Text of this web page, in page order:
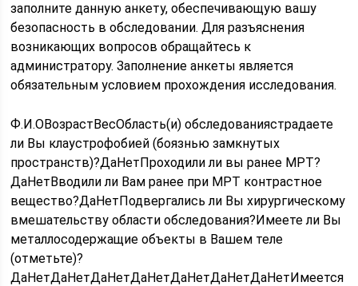
заполните данную анкету, обеспечивающую вашу
безопасность в обследовании. Для разъяснения
возникающих вопросов обращайтесь к
администратору. Заполнение анкеты является
обязательным условием прохождения исследования.
Ф.И.ОВозрастВесОбласть(и) обследованиястрадаете
ли Вы клаустрофобией (боязнью замкнутых
пространств)?ДаНетПроходили ли вы ранее МРТ?
ДаНетВводили ли Вам ранее при МРТ контрастное
вещество?ДаНетПодвергались ли Вы хирургическому
вмешательству области обследования?Имеете ли Вы
металлосодержащие объекты в Вашем теле
(отметьте)?
ДаНетДаНетДаНетДаНетДаНетДаНетДаНетИмеется